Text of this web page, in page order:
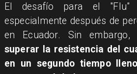
El desafío para el "Flu"
especialmente después de
en Ecuador. Sin embargo,
superar la resistencia del
en un segundo tiempo